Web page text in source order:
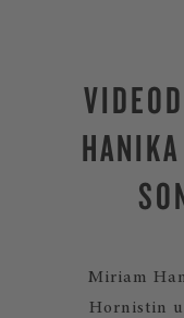
Miriam
Hornistin